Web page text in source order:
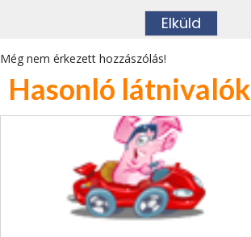
Még nem érkezett hozzászólás!
Hasonló látnivalók